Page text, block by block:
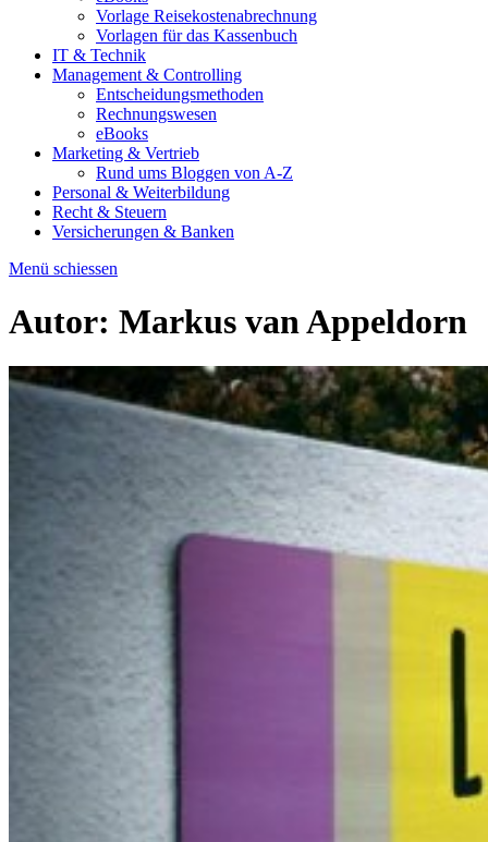
Vorlage Reisekostenabrechnung
Vorlagen für das Kassenbuch
IT & Technik
Management & Controlling
Entscheidungsmethoden
Rechnungswesen
eBooks
Marketing & Vertrieb
Rund ums Bloggen von A-Z
Personal & Weiterbildung
Recht & Steuern
Versicherungen & Banken
Menü schiessen
Autor: Markus van Appeldorn